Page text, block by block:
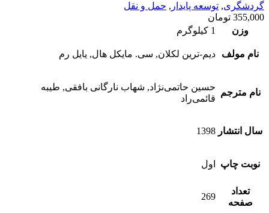
گردشگری, توسعه پایدار , حمل و نقل
355,000 تومان
وزن
1 کیلوگرم
نام مولف دیم-ترین لکلان, سی. مایکل هال, یایل رم
نام مترجم
حسین حاتمی‌نژاد, شهاب نارگانی بافقی, طیبه
قائمی‌راد
سال انتشار 1398
نوبت چاپ اول
تعداد
صفحه
269